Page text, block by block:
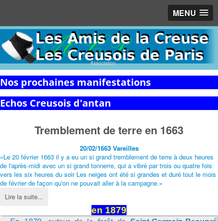
MENU
Association
Nos prochaines manifestations
Echos Creusois d'antan
Tremblement de terre en 1663
20/02/1663 Vareilles
«Le 20 février 1663 il y a eu un si grand tremblement de terre à deux heures
de l'après-midi avec un si grand tonnerre, qui a vibré par trois ou quatre fois
vers les six heures du soir Les neiges ont été si grandes et duré tout le mois
de février de façon qu'on ne pouvait aller à la campagne.»
Lire la suite...
en 1879